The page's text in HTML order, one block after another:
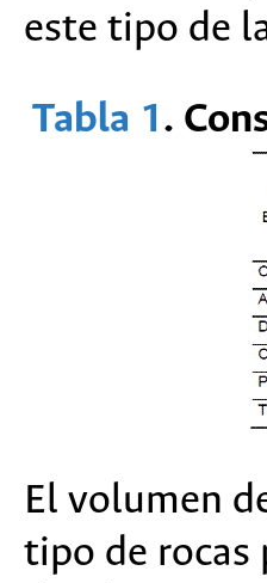
este tipo de
Tabla 1.
El volumen
tipo de rocas